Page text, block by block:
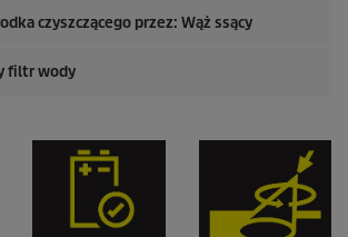
czyszczącego przez: Wąż ssący
filtr wody